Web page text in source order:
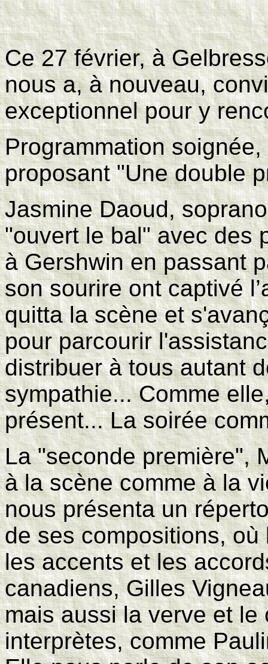
Ce 27 février, à
nous a, à nouveau,
exceptionnel pour y
Programmation
proposant "Une double
Jasmine Daoud,
"ouvert le bal" avec des
à Gershwin en passant
son sourire ont captivé
quitta la scène et
pour parcourir
distribuer à tous autant
sympathie... Comme
présent... La soirée
La "seconde première",
à la scène comme à la
nous présenta un
de ses compositions,
les accents et les
canadiens, Gilles
mais aussi la verve et
interprètes, comme